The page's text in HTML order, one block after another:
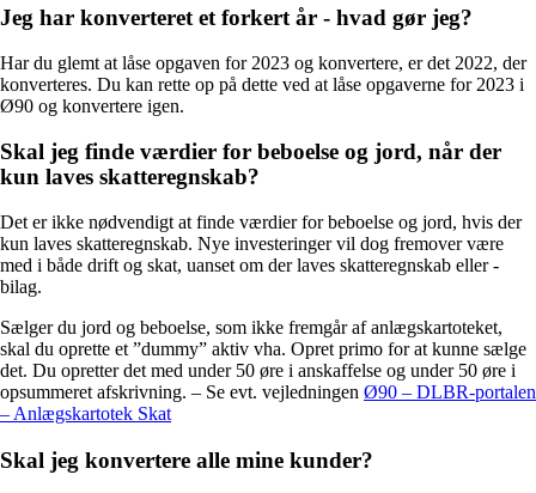
Jeg har konverteret et forkert år - hvad gør jeg?
Har du glemt at låse opgaven for 2023 og konvertere, er det 2022, der
konverteres. Du kan rette op på dette ved at låse opgaverne for 2023 i
Ø90 og konvertere igen.
Skal jeg finde værdier for beboelse og jord, når der
kun laves skatteregnskab?
Det er ikke nødvendigt at finde værdier for beboelse og jord, hvis der
kun laves skatteregnskab. Nye investeringer vil dog fremover være
med i både drift og skat, uanset om der laves skatteregnskab eller -
bilag.
Sælger du jord og beboelse, som ikke fremgår af anlægskartoteket,
skal du oprette et ”dummy” aktiv vha. Opret primo for at kunne sælge
det. Du opretter det med under 50 øre i anskaffelse og under 50 øre i
opsummeret afskrivning. – Se evt. vejledningen Ø90 – DLBR-portalen
– Anlægskartotek Skat
Skal jeg konvertere alle mine kunder?